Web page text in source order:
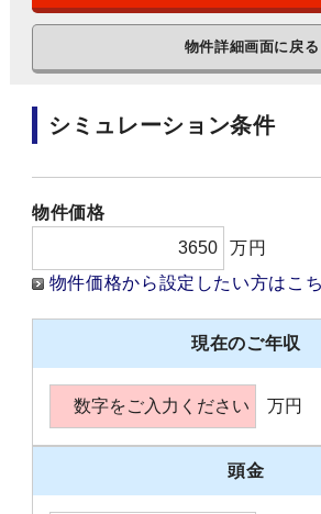
物件詳細画面に戻る
シミュレーション条件
物件価格
万円
物件価格から設定したい方はこ
現在のご年収
万円
頭金